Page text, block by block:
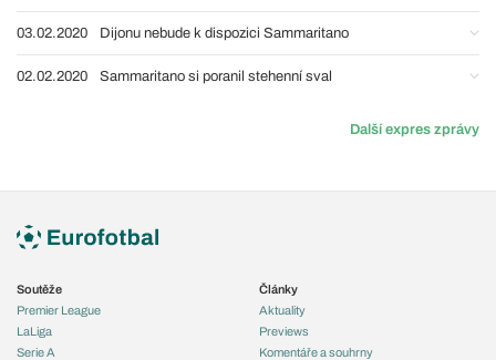
03.02.2020 Dijonu nebude k dispozici Sammaritano
02.02.2020 Sammaritano si poranil stehenní sval
Další expres zprávy
Soutěže
Premier League
LaLiga
Serie A
Články
Aktuality
Previews
Komentáře a souhrny